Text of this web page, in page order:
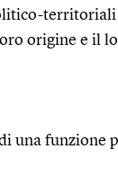
origine e il
una funzione